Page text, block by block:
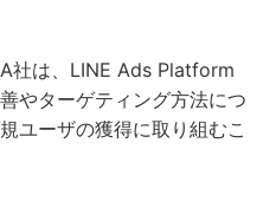
社は、LINE Ads Platform
やターゲティング方法につ
ユーザの獲得に取り組むこ